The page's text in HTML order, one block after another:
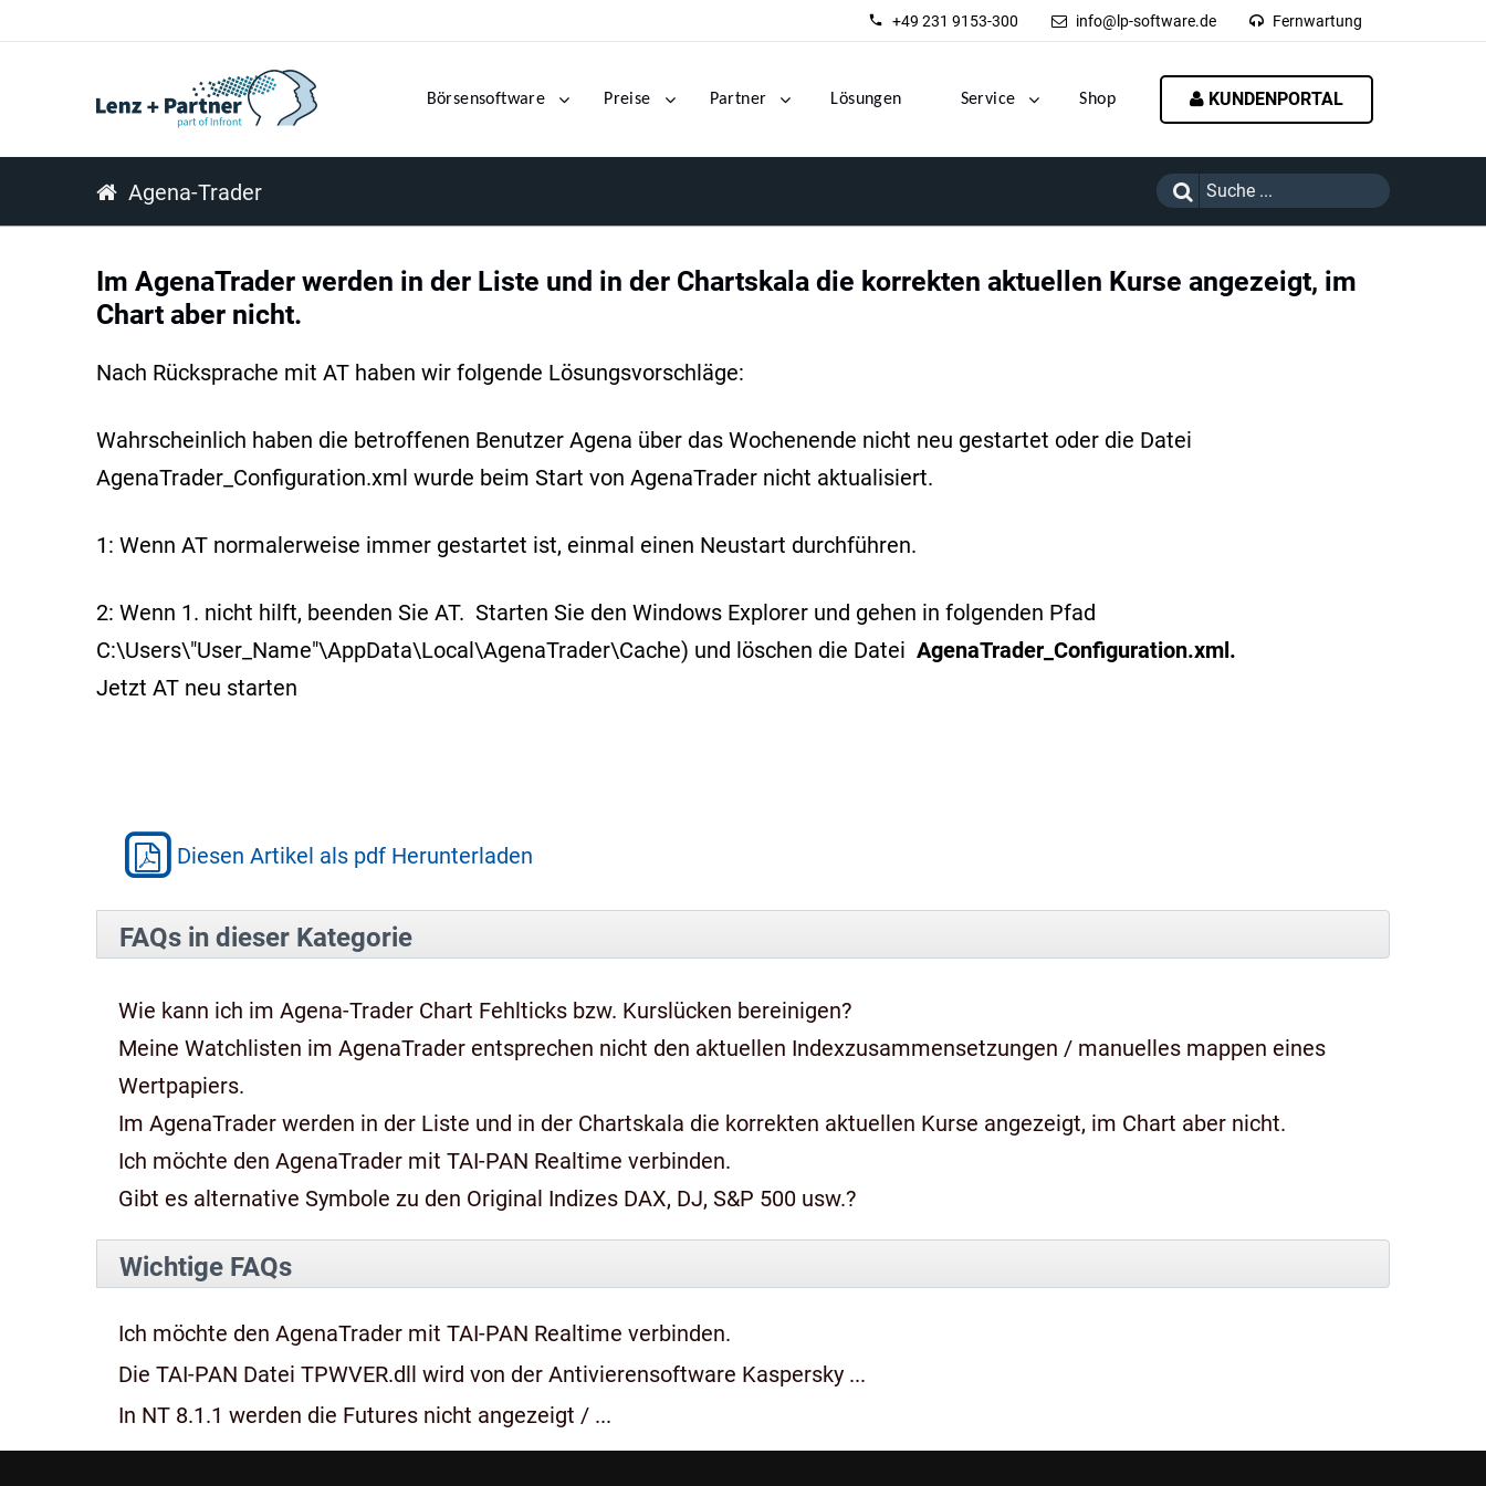
+49 231 9153-300 info@lp-software.de Fernwartung
Börsensoftware Preise Partner Lösungen Service Shop KUNDENPORTAL
Agena-Trader
Im AgenaTrader werden in der Liste und in der Chartskala die korrekten aktuellen Kurse angezeigt, im
Chart aber nicht.
Nach Rücksprache mit AT haben wir folgende Lösungsvorschläge:
Wahrscheinlich haben die betroffenen Benutzer Agena über das Wochenende nicht neu gestartet oder die Datei
AgenaTrader_Configuration.xml wurde beim Start von AgenaTrader nicht aktualisiert.
1: Wenn AT normalerweise immer gestartet ist, einmal einen Neustart durchführen.
2: Wenn 1. nicht hilft, beenden Sie AT. Starten Sie den Windows Explorer und gehen in folgenden Pfad
C:\Users\"User_Name"\AppData\Local\AgenaTrader\Cache) und löschen die Datei AgenaTrader_Configuration.xml.
Jetzt AT neu starten
Diesen Artikel als pdf Herunterladen
FAQs in dieser Kategorie
Wie kann ich im Agena-Trader Chart Fehlticks bzw. Kurslücken bereinigen?
Meine Watchlisten im AgenaTrader entsprechen nicht den aktuellen Indexzusammensetzungen / manuelles mappen eines
Wertpapiers.
Im AgenaTrader werden in der Liste und in der Chartskala die korrekten aktuellen Kurse angezeigt, im Chart aber nicht.
Ich möchte den AgenaTrader mit TAI-PAN Realtime verbinden.
Gibt es alternative Symbole zu den Original Indizes DAX, DJ, S&P 500 usw.?
Wichtige FAQs
Ich möchte den AgenaTrader mit TAI-PAN Realtime verbinden.
Die TAI-PAN Datei TPWVER.dll wird von der Antivierensoftware Kaspersky ...
In NT 8.1.1 werden die Futures nicht angezeigt / ...